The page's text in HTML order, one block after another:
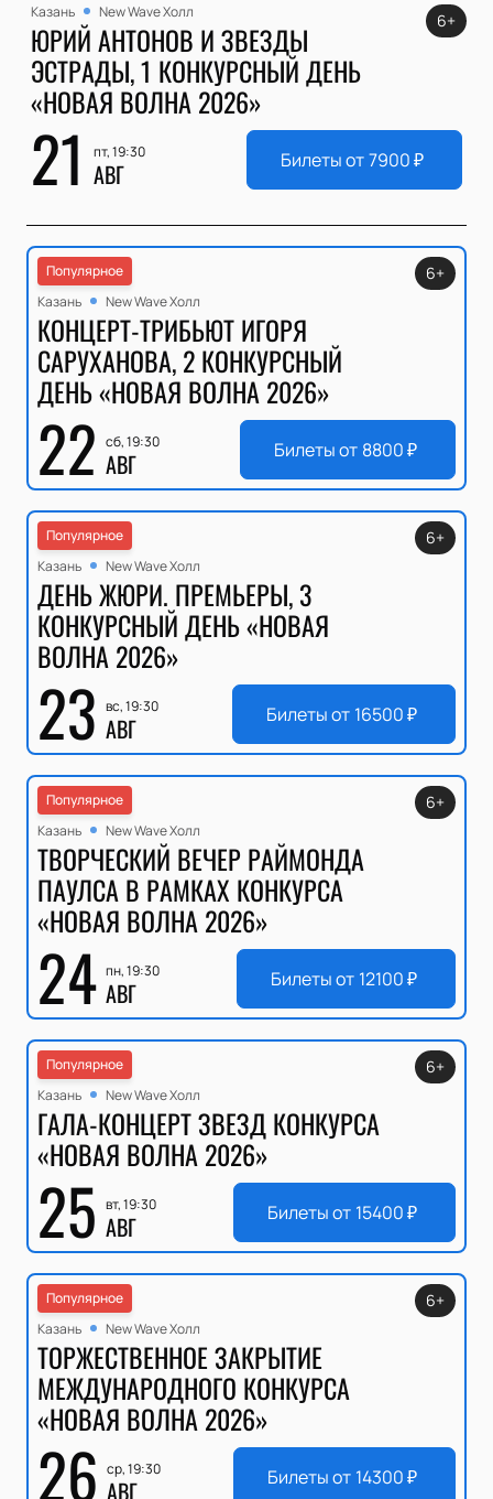
Казань New Wave Холл
ЮРИЙ АНТОНОВ И ЗВЕЗДЫ
ЭСТРАДЫ, 1 КОНКУРСНЫЙ ДЕНЬ
«НОВАЯ ВОЛНА 2026»
21 пт, 19:30
АВГ
6+
Билеты от7900₽
Популярное
Казань
New Wave Холл
КОНЦЕРТ-ТРИБЬЮТ ИГОРЯ
САРУХАНОВА, 2 КОНКУРСНЫЙ
ДЕНЬ «НОВАЯ ВОЛНА 2026»
22 сб, 19:30
АВГ
6+
Билеты от 8800₽
Популярное
Казань
New Wave Холл
ДЕНЬ ЖЮРИ. ПРЕМЬЕРЫ, 3
КОНКУРСНЫЙ ДЕНЬ «НОВАЯ
ВОЛНА 2026»
23 вс, 19:30
АВГ
6+
Билеты от 16500₽
Популярное
Казань
New Wave Холл
ТВОРЧЕСКИЙ ВЕЧЕР РАЙМОНДА
ПАУЛСА В РАМКАХ КОНКУРСА
«НОВАЯ ВОЛНА 2026»
24 пн, 19:30
АВГ
6+
Билеты от 12100₽
Популярное
Казань
New Wave Холл
ГАЛА-КОНЦЕРТ ЗВЕЗД КОНКУРСА
«НОВАЯ ВОЛНА 2026»
25 вт, 19:30
АВГ
6+
Билеты от 15400₽
Популярное
Казань
New Wave Холл
ТОРЖЕСТВЕННОЕ ЗАКРЫТИЕ
МЕЖДУНАРОДНОГО КОНКУРСА
«НОВАЯ ВОЛНА 2026»
26 ср, 19:30
АВГ
6+
Билеты от 14300₽